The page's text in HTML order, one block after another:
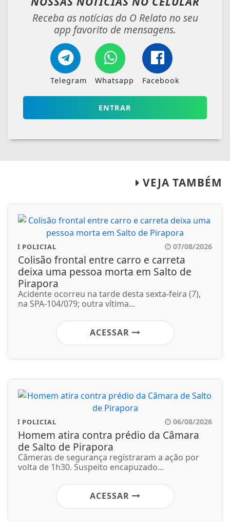
Receba as notícias do O Relato no seu
app favorito de mensagens.
Telegram Whatsapp Facebook
ENTRAR
VEJA TAMBÉM
POLICIAL 07/08/2026
Colisão frontal entre carro e carreta
deixa uma pessoa morta em Salto de
Pirapora
Acidente ocorreu na tarde desta sexta-feira (7),
na SPA-104/079; outra vítima...
ACESSAR
POLICIAL 06/08/2026
Homem atira contra prédio da Câmara
de Salto de Pirapora
Câmeras de segurança registraram a ação por
volta de 1h30. Suspeito encapuzado...
ACESSAR